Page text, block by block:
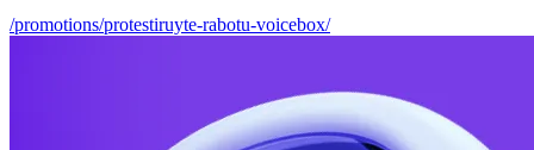
/promotions/protestiruyte-rabotu-voicebox/